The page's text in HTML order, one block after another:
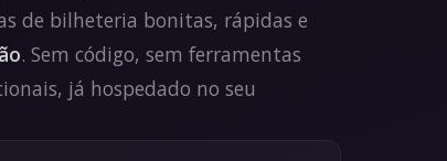
de bilheteria bonitas, rápidas e
. Sem código, sem ferramentas
já hospedado no seu